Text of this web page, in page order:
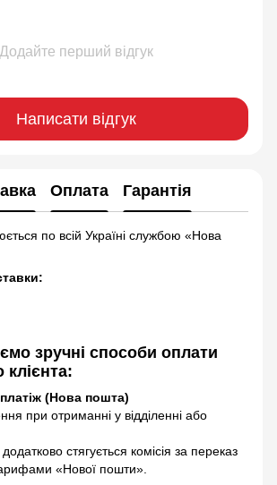
Додайте перший відгук
Написати відгук
Оплата Гарантія
по всій Україні службою «Нова
зручні способи оплати
(Нова пошта)
при отриманні у відділенні або
додатково стягується комісія за переказ
«Нової пошти».